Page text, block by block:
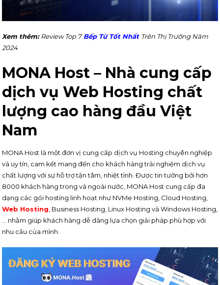
Xem thêm:Review Top 7Bếp Từ Tốt Nhất Trên Thị Trường Năm
2024
MONA Host – Nhà cung cấp
dịch vụ Web Hosting chất
lượng cao hàng đầu Việt
Nam
MONA Host là một đơn vị cung cấp dịch vụ Hosting chuyên nghiệp
và uy tín, cam kết mang đến cho khách hàng trải nghiệm dịch vụ
chất lượng với sự hỗ trợ tận tâm, nhiệt tình. Được tin tưởng bởi hơn
8000 khách hàng trong và ngoài nước, MONA Host cung cấp đa
dạng các gói hosting linh hoạt như NVMe Hosting, Cloud Hosting,
Web Hosting , Business Hosting, Linux Hosting và Windows Hosting,
… nhằm giúp khách hàng dễ dàng lựa chọn giải pháp phù hợp với
nhu cầu của mình.